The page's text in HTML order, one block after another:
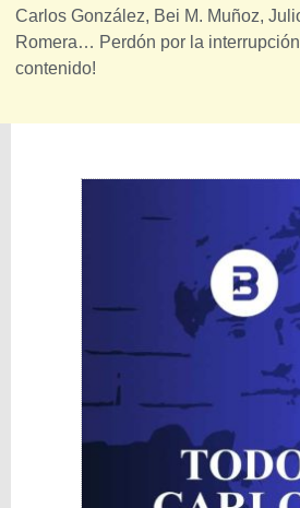
Carlos González, Bei M. Muñoz,
Romera… Perdón por la interrupción
contenido!